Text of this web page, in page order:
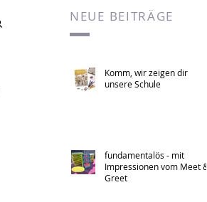
NEUE BEITRÄGE
Komm, wir zeigen dir
unsere Schule
fundamentalös - mit
Impressionen vom Meet &
Greet